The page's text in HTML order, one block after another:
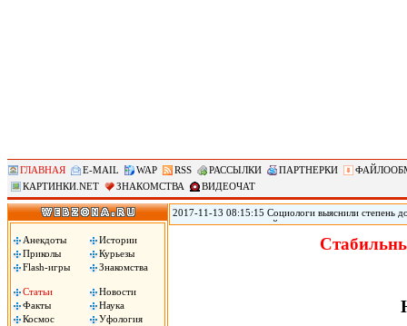
ГЛАВНАЯ E-MAIL WAP RSS РАССЫЛКИ ПАРТНЕРКИ
КАРТИНКИ.NET
ЗНАКОМСТВА ВИДЕОЧАТ
Анекдоты
Истории
Приколы
Курьезы
Flash-игры
Знакомства
Статьи
Новости
Факты
Наука
Космос
Уфология
2017-11-13 08:15:15 Социологи выяснили степень
журналистам и полицейским, следует из
полицейские – 3,12 баллов. При этом 40% заявили,